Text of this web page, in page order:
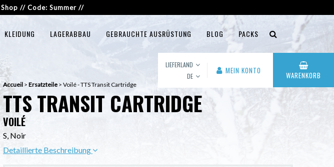
// Code: Summer //
KLEIDUNG LAGERABBAU GEBRAUCHTE AUSRÜSTUNG BLOG PACKS
LIEFERLAND
DE
MEIN KONTO WARENKORB
Accueil > Ersatzteile > Voilé - TTS Transit Cartridge
TTS TRANSIT CARTRIDGE
VOILÉ
S, Noir
Detaillierte Beschreibung